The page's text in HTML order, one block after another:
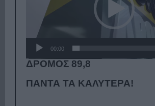
00:00
ΔΡΟΜΟΣ 89,8
ΠΑΝΤΑ ΤΑ ΚΑΛΥΤΕΡΑ!